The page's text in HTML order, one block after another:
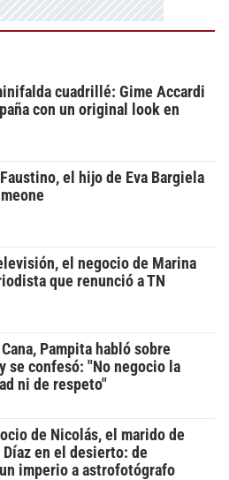
cuadrillé: Gime Accardi
con un original look en
el hijo de Eva Bargiela
el negocio de Marina
que renunció a TN
Pampita habló sobre
se confesó: "No negocio la
ni de respeto"
de Nicolás, el marido de
Díaz en el desierto: de
imperio a astrofotógrafo